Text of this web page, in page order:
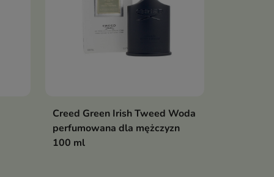
Pokaż szczegóły
Creed Green Irish Tweed Woda
perfumowana dla mężczyzn
100 ml